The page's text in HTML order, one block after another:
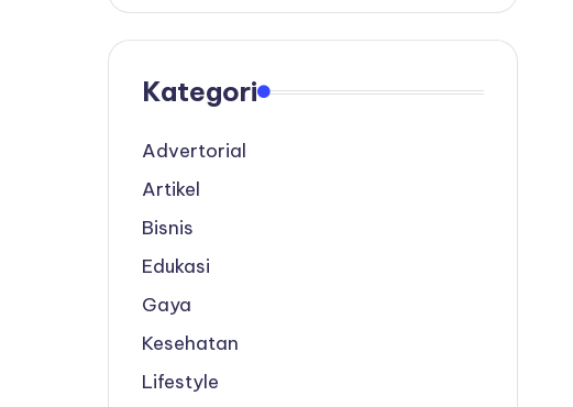
Kategori
Advertorial
Artikel
Bisnis
Edukasi
Gaya
Kesehatan
Lifestyle